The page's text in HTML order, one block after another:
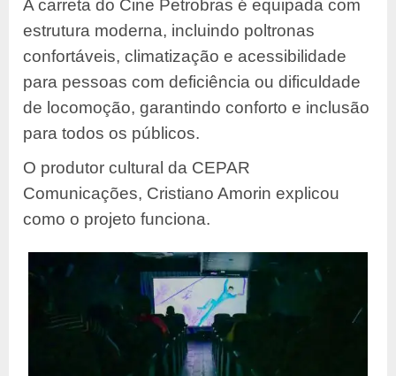
A carreta do Cine Petrobras é equipada com
estrutura moderna, incluindo poltronas
confortáveis, climatização e acessibilidade
para pessoas com deficiência ou dificuldade
de locomoção, garantindo conforto e inclusão
para todos os públicos.
O produtor cultural da CEPAR
Comunicações, Cristiano Amorin explicou
como o projeto funciona.